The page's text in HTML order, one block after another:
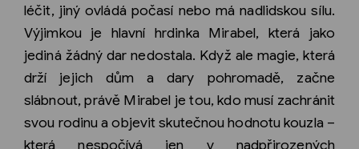
léčit, jiný ovládá počasí nebo má nadlidskou sílu.
Výjimkou je hlavní hrdinka Mirabel, která jako
jediná žádný dar nedostala. Když ale magie, která
drží jejich dům a dary pohromadě, začne
slábnout, právě Mirabel je tou, kdo musí zachránit
svou rodinu a objevit skutečnou hodnotu kouzla –
která nespočívá jen v nadpřirozených